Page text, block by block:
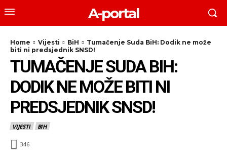
A-portal
Home Vijesti BiH
Tumačenje Suda BiH: Dodik ne može
biti ni predsjednik SNSD!
TUMAČENJE SUDA BIH:
DODIK NE MOŽE BITI NI
PREDSJEDNIK SNSD!
VIJESTI BIH
346